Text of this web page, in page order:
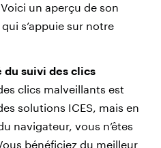
un aperçu de son
s’appuie sur notre
suivi des clics
clics malveillants est
solutions ICES, mais en
navigateur, vous n’êtes
bénéficiez du meilleur